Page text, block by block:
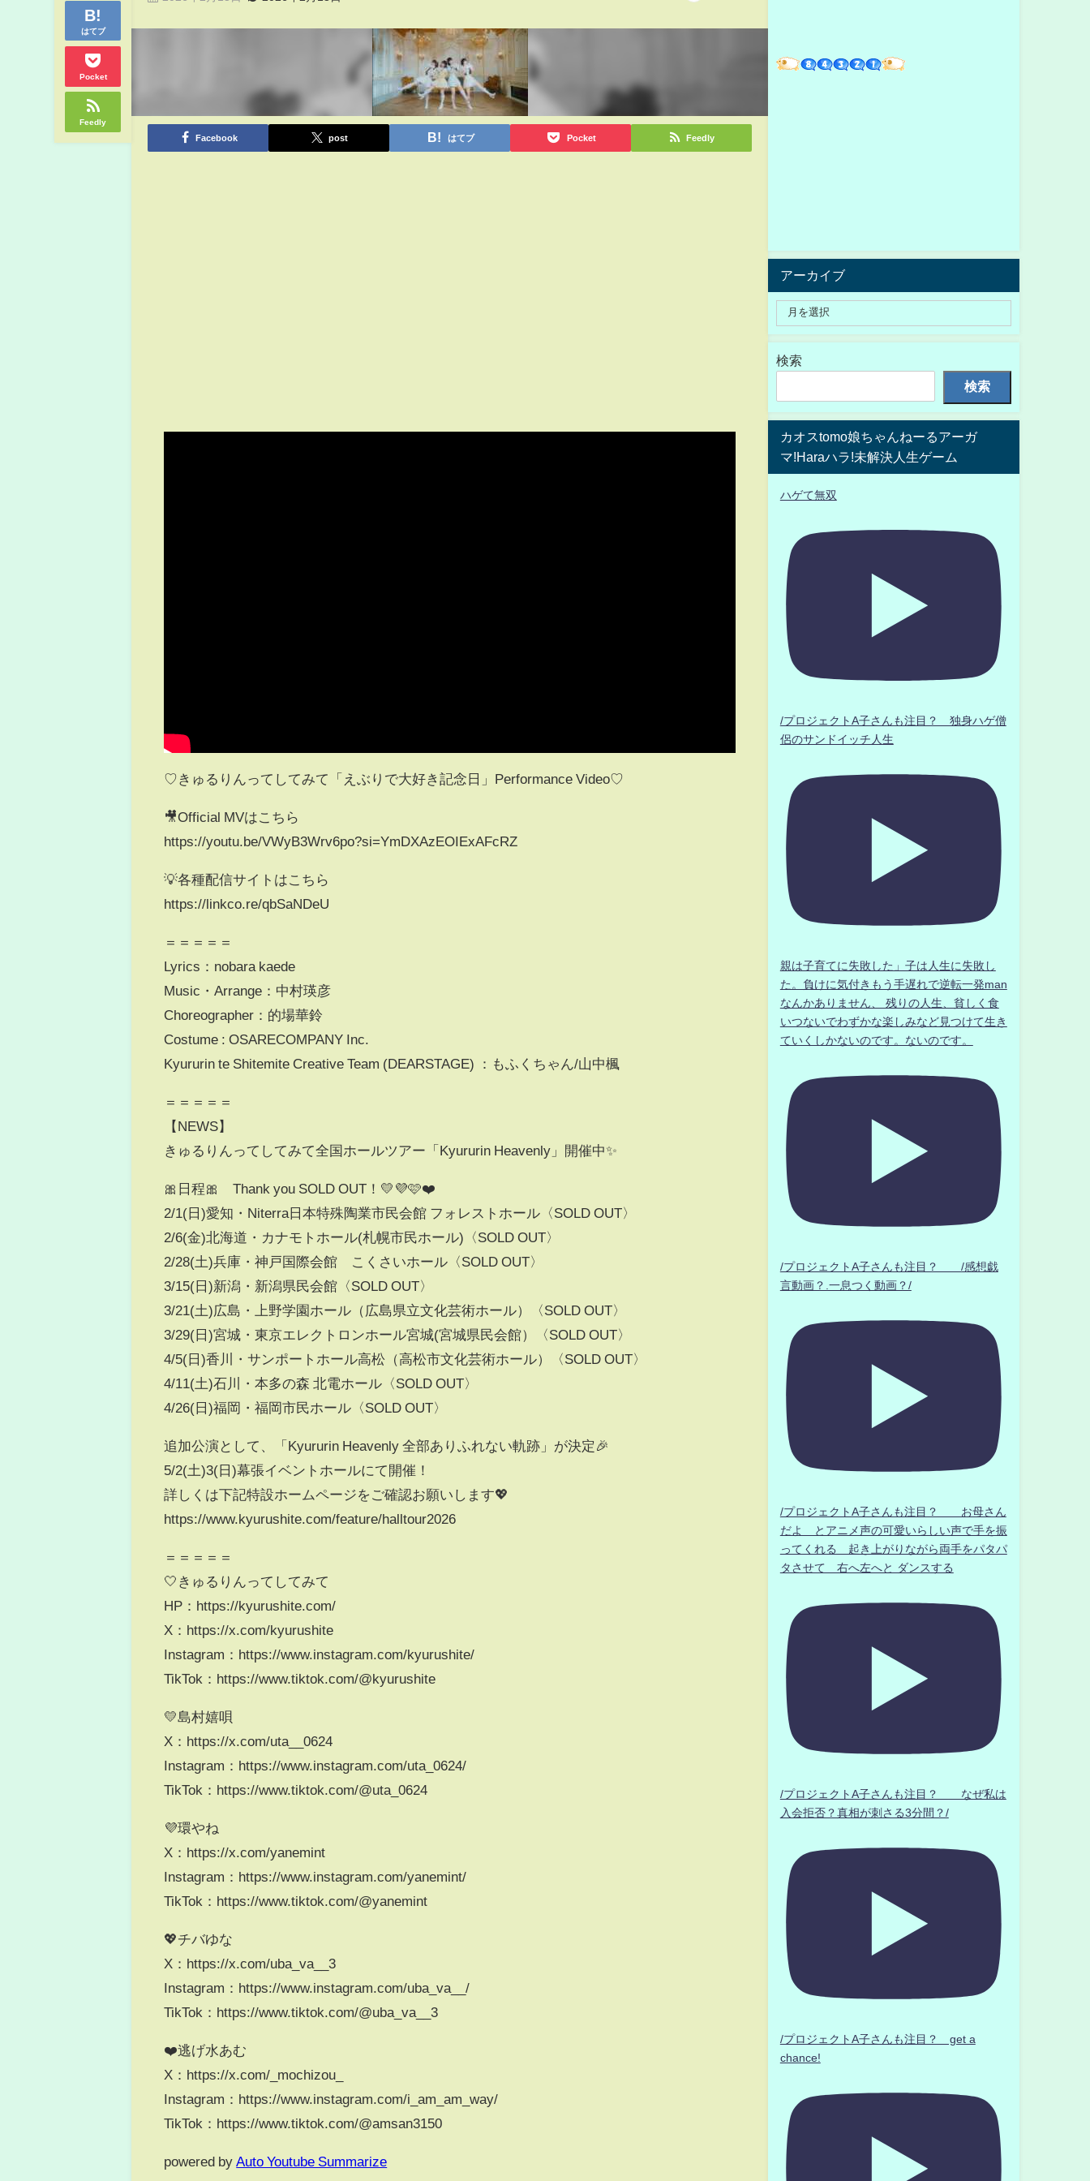
はてブ
Pocket
Feedly
Facebook post はてブ Pocket Feedly
♡きゅるりんってしてみて「えぶりで大好き記念日」Performance Video♡
🎥Official MVはこちら
https://youtu.be/VWyB3Wrv6po?si=YmDXAzEOIExAFcRZ
💡各種配信サイトはこちら
https://linkco.re/qbSaNDeU
＝＝＝＝＝
Lyrics：nobara kaede
Music・Arrange：中村瑛彦
Choreographer：的場華鈴
Costume : OSARECOMPANY Inc.
Kyururin te Shitemite Creative Team (DEARSTAGE) ：もふくちゃん/山中楓
＝＝＝＝＝
【NEWS】
きゅるりんってしてみて全国ホールツアー「Kyururin Heavenly」開催中✨
🎀日程🎀 Thank you SOLD OUT！💛💜🩷❤️
2/1(日)愛知・Niterra日本特殊陶業市民会館 フォレストホール〈SOLD OUT〉
2/6(金)北海道・カナモトホール(札幌市民ホール)〈SOLD OUT〉
2/28(土)兵庫・神戸国際会館 こくさいホール〈SOLD OUT〉
3/15(日)新潟・新潟県民会館〈SOLD OUT〉
3/21(土)広島・上野学園ホール（広島県立文化芸術ホール）〈SOLD OUT〉
3/29(日)宮城・東京エレクトロンホール宮城(宮城県民会館）〈SOLD OUT〉
4/5(日)香川・サンポートホール高松（高松市文化芸術ホール）〈SOLD OUT〉
4/11(土)石川・本多の森 北電ホール〈SOLD OUT〉
4/26(日)福岡・福岡市民ホール〈SOLD OUT〉
追加公演として、「Kyururin Heavenly 全部ありふれない軌跡」が決定🎉
5/2(土)3(日)幕張イベントホールにて開催！
詳しくは下記特設ホームページをご確認お願いします💖
https://www.kyurushite.com/feature/halltour2026
＝＝＝＝＝
🤍きゅるりんってしてみて
HP：https://kyurushite.com/
X：https://x.com/kyurushite
Instagram：https://www.instagram.com/kyurushite/
TikTok：https://www.tiktok.com/@kyurushite
💛島村嬉唄
X：https://x.com/uta__0624
Instagram：https://www.instagram.com/uta_0624/
TikTok：https://www.tiktok.com/@uta_0624
💜環やね
X：https://x.com/yanemint
Instagram：https://www.instagram.com/yanemint/
TikTok：https://www.tiktok.com/@yanemint
💖チバゆな
X：https://x.com/uba_va__3
Instagram：https://www.instagram.com/uba_va__/
TikTok：https://www.tiktok.com/@uba_va__3
❤️逃げ水あむ
X：https://x.com/_mochizou_
Instagram：https://www.instagram.com/i_am_am_way/
TikTok：https://www.tiktok.com/@amsan3150
powered by Auto Youtube Summarize
アーカイブ
検索
検索
カオスtomo娘ちゃんねーるアーガ
マ!Haraハラ!未解決人生ゲーム
ハゲて無双
/プロジェクトA子さんも注目？ 独身ハゲ僧
侶のサンドイッチ人生
親は子育てに失敗した」子は人生に失敗し
た。負けに気付きもう手遅れで逆転一発man
なんかありません、 残りの人生、貧しく食
いつないでわずかな楽しみなど見つけて生き
ていくしかないのです。ないのです。
/プロジェクトA子さんも注目？ /感想戯
言動画？.一息つく動画？/
/プロジェクトA子さんも注目？ お母さん
だよ とアニメ声の可愛いらしい声で手を振
ってくれる 起き上がりながら両手をパタパ
タさせて 右へ左へと ダンスする
/プロジェクトA子さんも注目？ なぜ私は
入会拒否？真相が刺さる3分間？/
/プロジェクトA子さんも注目？ get a
chance!